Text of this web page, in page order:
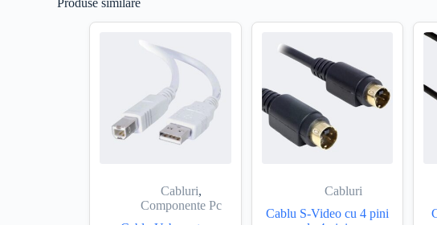
Cabluri,
Componente Pc
Cabluri
Cablu S-Video cu 4 pini